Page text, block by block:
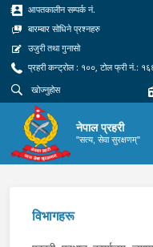
आपतकालीन सम्पर्क नं.
बारम्बार सोधिने प्रश्नहरु
उजुरी तथा गुनासो
प्रहरी कन्ट्रोल : १००, टोल फ्री नं.:
नेपाल प्रहरी
"सत्य, सेवा सुरक्षणम्"
विभागहरू